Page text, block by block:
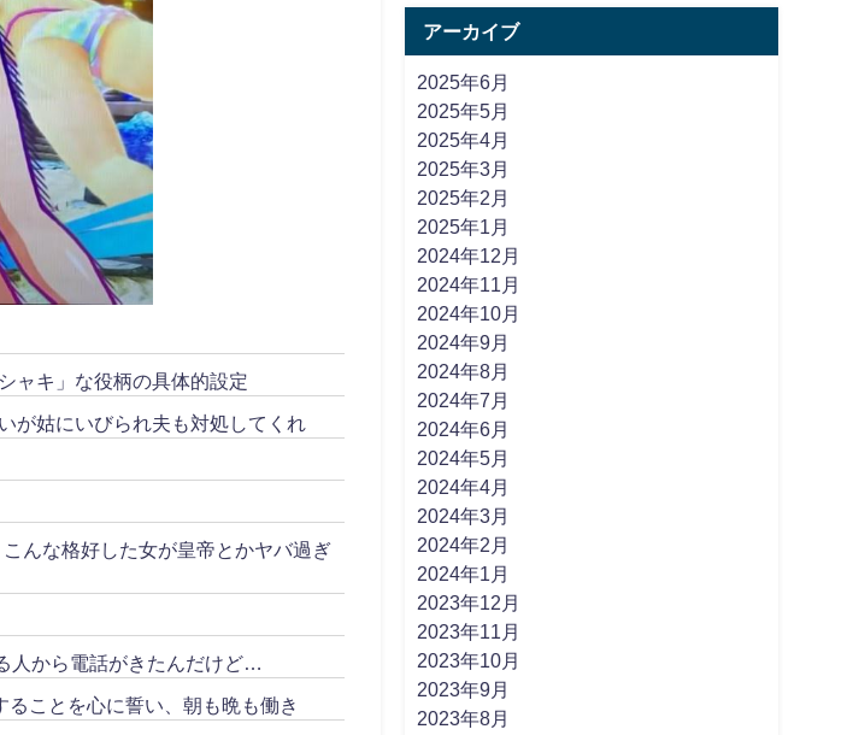
ャキ」な役柄の具体的設定
が姑にいびられ夫も対処してくれ
んな格好した女が皇帝とかヤバ過ぎ
人から電話がきたんだけど…
ことを心に誓い、朝も晩も働き
アーカイブ
2025年6月
2025年5月
2025年4月
2025年3月
2025年2月
2025年1月
2024年12月
2024年11月
2024年10月
2024年9月
2024年8月
2024年7月
2024年6月
2024年5月
2024年4月
2024年3月
2024年2月
2024年1月
2023年12月
2023年11月
2023年10月
2023年9月
2023年8月